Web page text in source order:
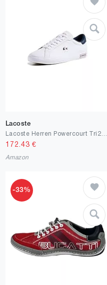
Lacoste
172.43 €
Amazon
-33%